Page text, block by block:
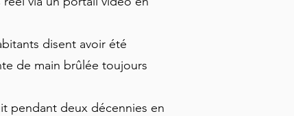
disent avoir été
de main brûlée toujours
pendant deux décennies en